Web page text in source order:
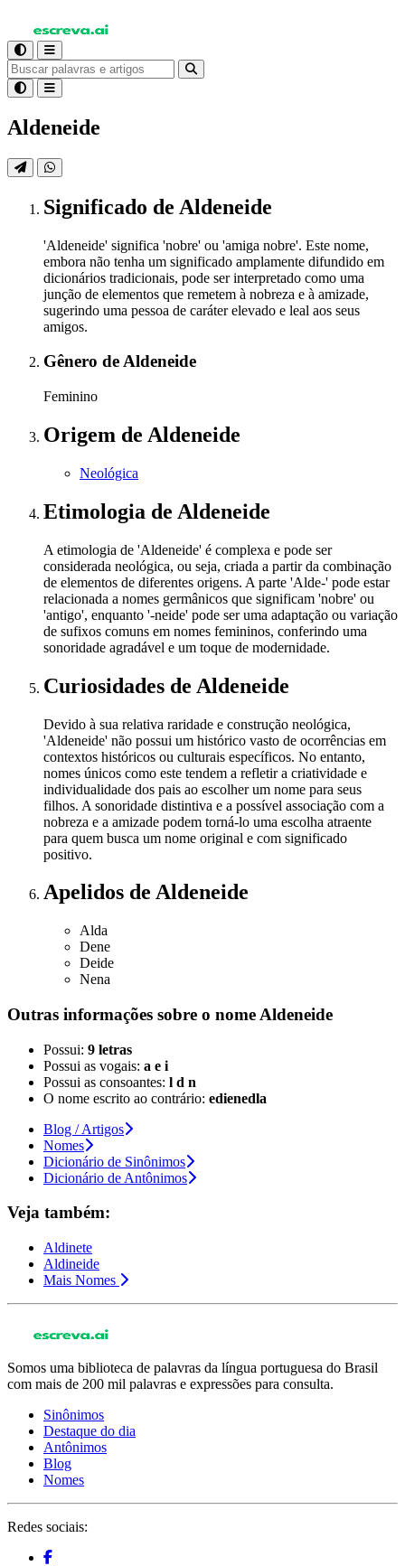
Aldeneide
Significado de Aldeneide
'Aldeneide' significa 'nobre' ou 'amiga nobre'. Este nome,
embora não tenha um significado amplamente difundido em
dicionários tradicionais, pode ser interpretado como uma
junção de elementos que remetem à nobreza e à amizade,
sugerindo uma pessoa de caráter elevado e leal aos seus
amigos.
Gênero de Aldeneide
Feminino
Origem de Aldeneide
Neológica
Etimologia de Aldeneide
A etimologia de 'Aldeneide' é complexa e pode ser
considerada neológica, ou seja, criada a partir da combinação
de elementos de diferentes origens. A parte 'Alde-' pode estar
relacionada a nomes germânicos que significam 'nobre' ou
'antigo', enquanto '-neide' pode ser uma adaptação ou variação
de sufixos comuns em nomes femininos, conferindo uma
sonoridade agradável e um toque de modernidade.
Curiosidades de Aldeneide
Devido à sua relativa raridade e construção neológica,
'Aldeneide' não possui um histórico vasto de ocorrências em
contextos históricos ou culturais específicos. No entanto,
nomes únicos como este tendem a refletir a criatividade e
individualidade dos pais ao escolher um nome para seus
filhos. A sonoridade distintiva e a possível associação com a
nobreza e a amizade podem torná-lo uma escolha atraente
para quem busca um nome original e com significado
positivo.
Apelidos de Aldeneide
Alda
Dene
Deide
Nena
Outras informações sobre o nome Aldeneide
Possui: 9 letras
Possui as vogais: a e i
Possui as consoantes: l d n
O nome escrito ao contrário: edienedla
Blog / Artigos
Nomes
Dicionário de Sinônimos
Dicionário de Antônimos
Veja também:
Aldinete
Aldineide
Mais Nomes
Somos uma biblioteca de palavras da língua portuguesa do Brasil
com mais de 200 mil palavras e expressões para consulta.
Sinônimos
Destaque do dia
Antônimos
Blog
Nomes
Redes sociais: